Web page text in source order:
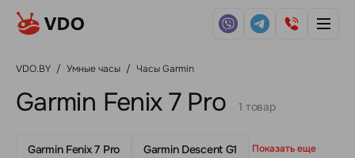
VDO.BY / Умные часы / Часы Garmin
Garmin Fenix 7 Pro 1 товар
Garmin Fenix 7 Pro Garmin Descent G1 Показать еще